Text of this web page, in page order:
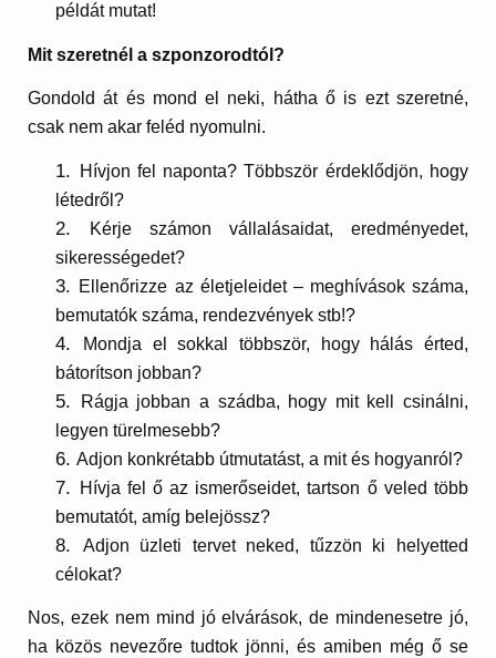
példát mutat!
Mit szeretnél a szponzorodtól?
Gondold át és mond el neki, hátha ő is ezt szeretné,
csak nem akar feléd nyomulni.
Hívjon fel naponta? Többször érdeklődjön, hogy
létedről?
Kérje számon vállalásaidat, eredményedet,
sikerességedet?
Ellenőrizze az életjeleidet – meghívások száma,
bemutatók száma, rendezvények stb!?
Mondja el sokkal többször, hogy hálás érted,
bátorítson jobban?
Rágja jobban a szádba, hogy mit kell csinálni,
legyen türelmesebb?
Adjon konkrétabb útmutatást, a mit és hogyanról?
Hívja fel ő az ismerőseidet, tartson ő veled több
bemutatót, amíg belejössz?
Adjon üzleti tervet neked, tűzzön ki helyetted
célokat?
Nos, ezek nem mind jó elvárások, de mindenesetre jó,
ha közös nevezőre tudtok jönni, és amiben még ő se